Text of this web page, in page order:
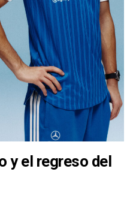
y el regreso del